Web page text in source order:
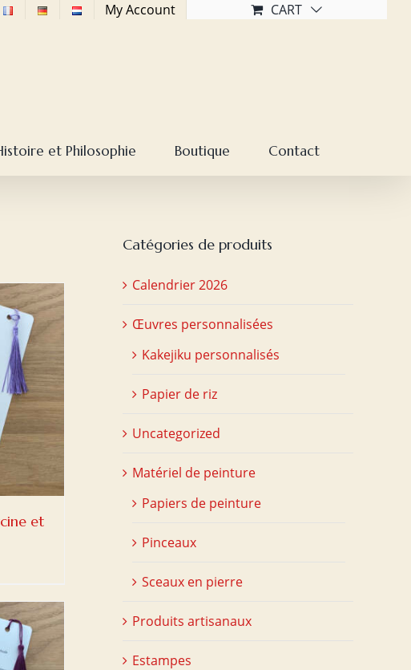
My Account CART
et Philosophie Boutique Contact
et
Catégories de produits
Calendrier 2026
Œuvres personnalisées
Kakejiku personnalisés
Papier de riz
Uncategorized
Matériel de peinture
Papiers de peinture
Pinceaux
Sceaux en pierre
Produits artisanaux
Estampes